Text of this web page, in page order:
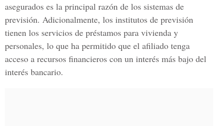
asegurados es la principal razón de los sistemas de
previsión. Adicionalmente, los institutos de previsión
tienen los servicios de préstamos para vivienda y
personales, lo que ha permitido que el afiliado tenga
acceso a recursos financieros con un interés más bajo del
interés bancario.